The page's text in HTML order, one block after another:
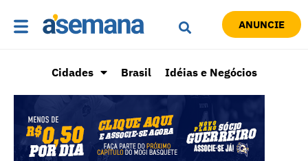
ANUNCIE
Cidades Brasil Idéias e Negócios